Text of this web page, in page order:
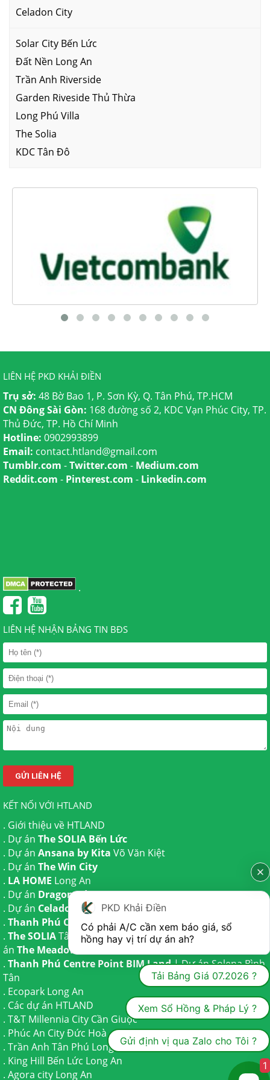
Celadon City
Solar City Bến Lức
Đất Nền Long An
Trần Anh Riverside
Garden Riveside Thủ Thừa
Long Phú Villa
The Solia
KDC Tân Đô
LIÊN HỆ PKD KHẢI ĐIỀN
Trụ sở: 48 Bờ Bao 1, P. Sơn Kỳ, Q. Tân Phú, TP.HCM
CN Đông Sài Gòn: 168 đường số 2, KDC Vạn Phúc City, TP.
Thủ Đức, TP. Hồ Chí Minh
Hotline: 0902993899
Email: contact.htland@gmail.com
Tumblr.com -Twitter.com - Medium.com
Reddit.com - Pinterest.com - Linkedin.com
.
LIÊN HỆ NHẬN BẢNG TIN BĐS
KẾT NỐI VỚI HTLAND
. Giới thiệu về HTLAND
. Dự án The SOLIA Bến Lức
. Dự án Ansana by Kita Võ Văn Kiệt
. Dự án The Win City
. LA HOME Long An
. Dự án Dragon Eden Long An
. Dự án Celadon City
Tân Phú
. Thanh Phú Centre PointBến Lức
. The SOLIATây Ninh | Dự ánThe AGULATrần Anh và Dự
án The Meadow
. Thanh Phú Centre Point BIM Land| Dự ánSolena Bình
Tân
. Ecopark Long An
. Các dự án HTLAND
. T&T Millennia City Cần Giuộc
. Phúc An CityĐức Hoà
. Trần Anh Tân Phú Long An
. King Hill Bến Lức Long An
. Agora city Long An
PKD Khải Điền
Có phải A/C cần xem báo giá, sổ
hồng hay vị trí dự án ah?
Tải Bảng Giá 07.2026 ?
Xem Sổ Hồng & Pháp Lý ?
Gửi định vị qua Zalo cho Tôi ?
1